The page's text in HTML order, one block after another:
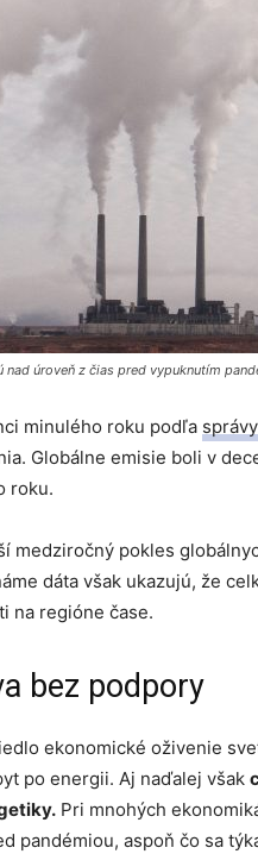
úroveň z čias pred vypuknutím
minulého roku podľa
Globálne emisie boli v
roku.
medziročný pokles
dáta však ukazujú, že
na regióne čase.
bez podpory
ekonomické oživenie
po energii. Aj naďalej však
Pri mnohých
pandémiou, aspoň čo sa